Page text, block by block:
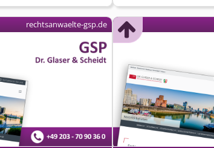
rechtsanwaelte-gsp.de